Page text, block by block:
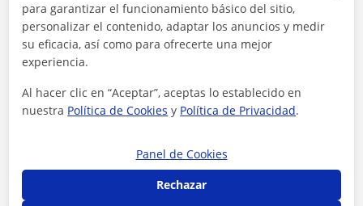
aviso legal
para garantizar el funcionamiento básico del sitio,
personalizar el contenido, adaptar los anuncios y medir
su eficacia, así como para ofrecerte una mejor
experiencia.
Al hacer clic en “Aceptar”, aceptas lo establecido en
nuestra Política de Cookies y Política de Privacidad.
Panel de Cookies
Rechazar